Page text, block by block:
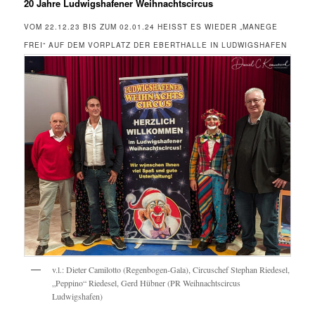
20 Jahre Ludwigshafener Weihnachtscircus
VOM 22.12.23 BIS ZUM 02.01.24 HEISST ES WIEDER „MANEGE F
REI“ AUF DEM VORPLATZ DER EBERTHALLE IN LUDWIGSHAFEN
v.l.: Dieter Camilotto (Regenbogen-Gala), Circuschef Stephan Riedesel,
„Peppino“ Riedesel, Gerd Hübner (PR Weihnachtscircus
Ludwigshafen)